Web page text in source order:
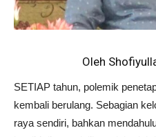
Oleh
SETIAP tahun, polemik
kembali berulang. Sebagian
raya sendiri, bahkan